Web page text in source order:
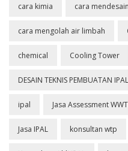
cara kimia cara
cara mengolah air limbah
chemical Cooling Tower
DESAIN TEKNIS PEMBUATAN
ipal Jasa Assessment
Jasa IPAL konsultan wtp